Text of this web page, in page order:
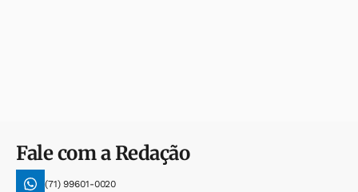
Fale com a Redação
(71) 99601-0020